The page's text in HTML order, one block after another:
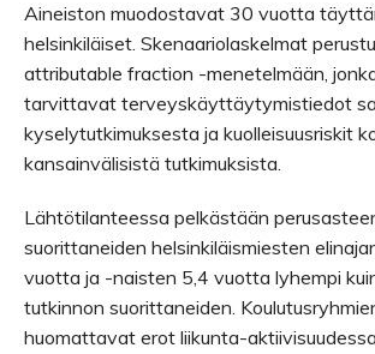
Aineiston muodostavat 30 vuotta
helsinkiläiset. Skenaariolaskelmat
attributable fraction -menetelmään,
tarvittavat terveyskäyttäytymistiedot
kyselytutkimuksesta ja kuolleisuusriskit
kansainvälisistä tutkimuksista.
Lähtötilanteessa pelkästään
suorittaneiden helsinkiläismiesten
vuotta ja -naisten 5,4 vuotta lyhempi
tutkinnon suorittaneiden.
huomattavat erot liikunta-